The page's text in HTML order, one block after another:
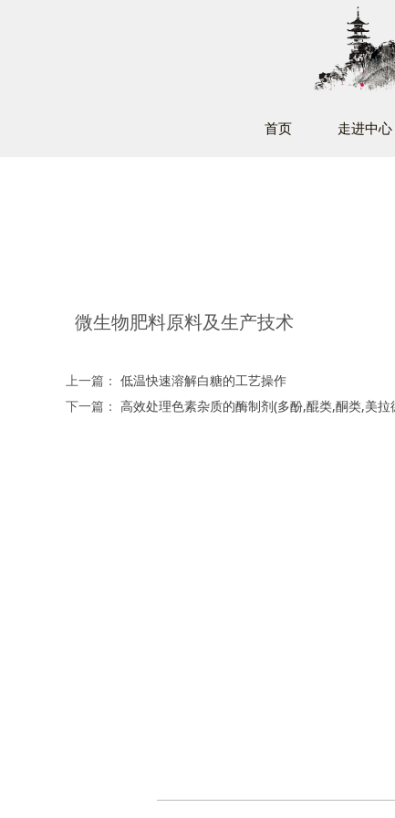
首页 走进中心
微生物肥料原料及生产技术
上一篇： 低温快速溶解白糖的工艺操作
下一篇： 高效处理色素杂质的酶制剂(多酚,醌类,酮类,美拉